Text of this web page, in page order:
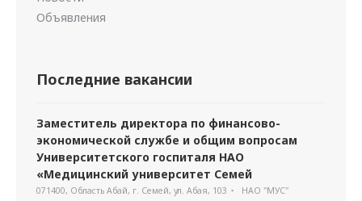
Объявления
Последние вакансии
Заместитель директора по финансово-
экономической службе и общим вопросам
Университетского госпиталя НАО
«Медицинский университет Семей
071400, Область Абай, г. Семей, ул. Абая, 103 НАО "МУС"